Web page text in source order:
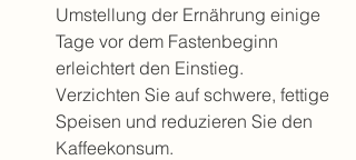
Umstellung der Ernährung einige
Tage vor dem Fastenbeginn
erleichtert den Einstieg.
Verzichten Sie auf schwere, fettige
Speisen und reduzieren Sie den
Kaffeekonsum.